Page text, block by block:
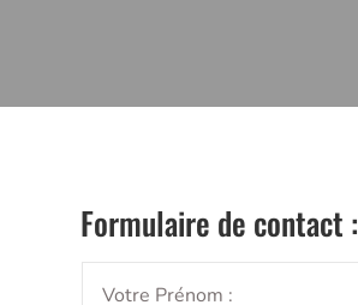
Formulaire de contact :